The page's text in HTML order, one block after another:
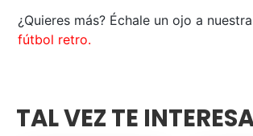
¿Quieres más? Échale un ojo a
fútbol retro.
TAL VEZ TE